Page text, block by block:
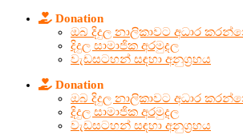
Donation
ඔබ දිදුල නාලිකාවට අධාර
දිදුල සාමාජික අරමුදල
වැඩසටහන් සඳහා අනුග්‍රහය
Donation
ඔබ දිදුල නාලිකාවට අධාර
දිදුල සාමාජික අරමුදල
වැඩසටහන් සඳහා අනුග්‍රහය